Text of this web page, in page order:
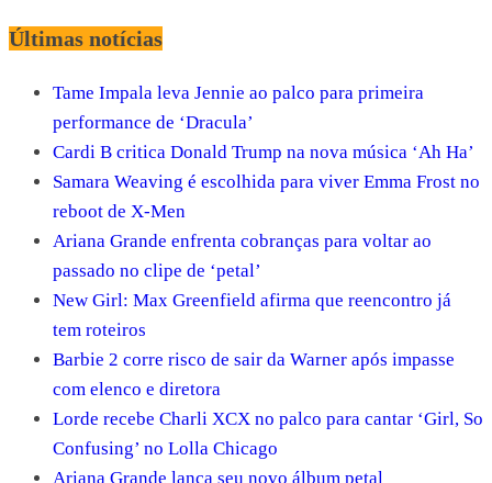
Últimas notícias
Tame Impala leva Jennie ao palco para primeira
performance de ‘Dracula’
Cardi B critica Donald Trump na nova música ‘Ah Ha’
Samara Weaving é escolhida para viver Emma Frost no
reboot de X-Men
Ariana Grande enfrenta cobranças para voltar ao
passado no clipe de ‘petal’
New Girl: Max Greenfield afirma que reencontro já
tem roteiros
Barbie 2 corre risco de sair da Warner após impasse
com elenco e diretora
Lorde recebe Charli XCX no palco para cantar ‘Girl, So
Confusing’ no Lolla Chicago
Ariana Grande lança seu novo álbum petal